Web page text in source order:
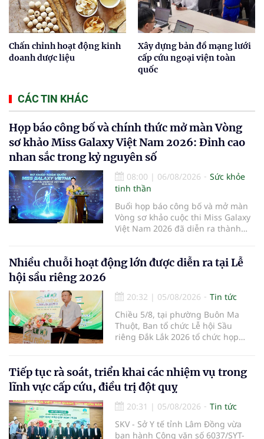
Chấn chỉnh hoạt động kinh
doanh dược liệu
Xây dựng bản đồ mạng lưới
cấp cứu ngoại viện toàn
quốc
CÁC TIN KHÁC
Họp báo công bố và chính thức mở màn Vòng
sơ khảo Miss Galaxy Việt Nam 2026: Đỉnh cao
nhan sắc trong kỷ nguyên số
08:00 | 06/08/2026
Sức khỏe
tinh thần
Buổi họp báo công bố và mở màn
Vòng sơ khảo cuộc thi Miss Galaxy
Việt Nam 2026 đã diễn ra thành
sắc quy mô, khác biệt và tiên
lĩnh, Văn hóa và Công nghệ số
Nhiều chuỗi hoạt động lớn được diễn ra tại Lễ
hội sầu riêng 2026
20:32 | 05/08/2026
Tin tức
Chiều 5/8, tại phường Buôn Ma
Thuột, Ban tổ chức Lễ hội Sầu
riêng Đắk Lắk 2026 tổ chức họp
hội Sầu riêng Đắk Lắk năm 2026 có
chủ đề “Sầu riêng Đắk Lắk – Kết nối
vươn xa”, được tổ chức từ ngày
15/8/2026 đến ngày 02/9/2026 tại
phường Buôn Ma Thuột, xã Krông
Pắc, phường Tuy Hòa và một số xã
Tiếp tục rà soát, triển khai các nhiệm vụ trong
lĩnh vực cấp cứu, điều trị đột quỵ
20:31 | 05/08/2026
Tin tức
SKV - Sở Y tế tỉnh Lâm Đồng vừa
ban hành Công văn số 6037/SYT-